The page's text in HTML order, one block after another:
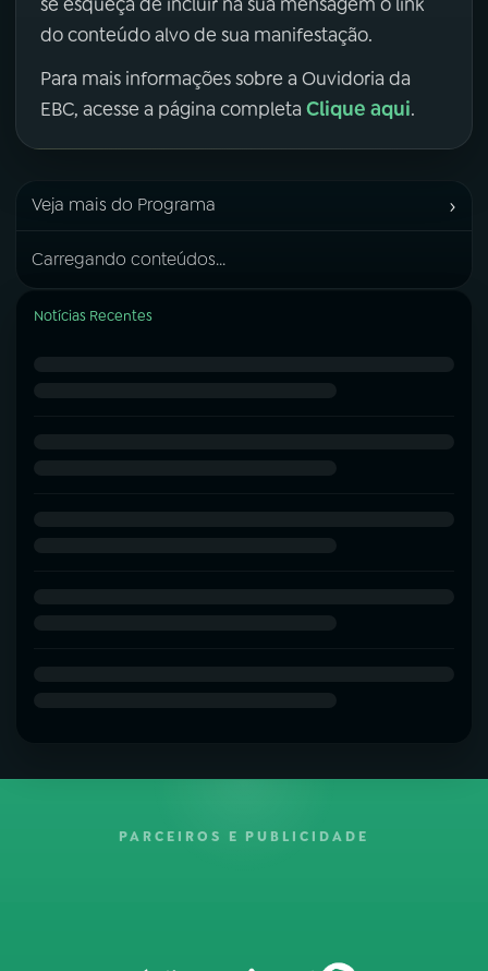
do conteúdo alvo de sua manifestação.
Para mais informações sobre a Ouvidoria da
EBC, acesse a página completa Clique aqui.
Veja mais do Programa ›
Carregando conteúdos...
Notícias Recentes
PARCEIROS E PUBLICIDADE